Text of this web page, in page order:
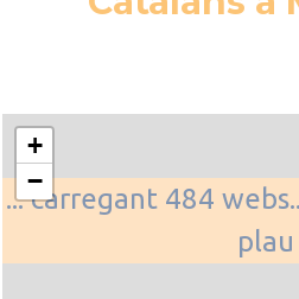
... carregant 484
plau
+
−